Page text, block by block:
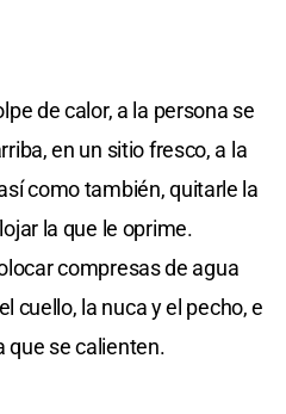
de calor, a la persona se
en un sitio fresco, a la
como también, quitarle la
la que le oprime.
compresas de agua
cuello, la nuca y el pecho, e
que se calienten.